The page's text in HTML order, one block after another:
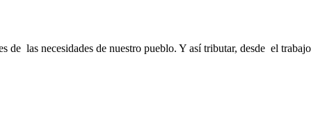
de las necesidades de nuestro pueblo. Y así tributar, desde el trabajo